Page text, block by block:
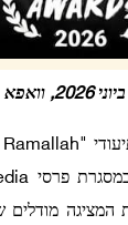
המציגה מודלים